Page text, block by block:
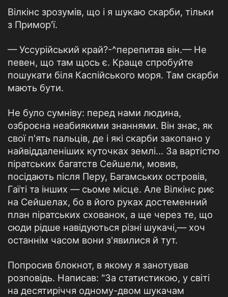
Вілкінс зрозумів, що і я шукаю скарби, тільки
з Примор'ї.
— Уссурійський край?-^перепитав він.— Не
певен, що там щось є. Краще спробуйте
пошукати біля Каспійського моря. Там скарби
мають бути.
Не було сумніву: перед нами людина,
озброєна неабиякими знаннями. Він знає, як
свої п'ять пальців, де і які скарби закопано у
найвіддаленіших куточках землі... За вартістю
піратських багатств Сейшели, мовив,
посідають після Перу, Багамських островів,
Гаїті та інших — сьоме місце. Але Вілкінс риє
на Сейшелах, бо в його руках достеменний
план піратських схованок, а ще через те, що
сюди рідше навідуються різні шукачі,— хоч
останнім часом вони з'явилися й тут.
Попросив блокнот, в якому я занотував
розповідь. Написав: "За статистикою, у світі
на десятиріччя одному-двом шукачам